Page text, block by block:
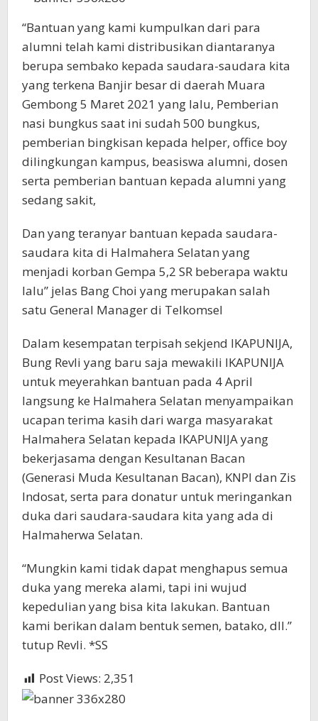
“Bantuan yang kami kumpulkan dari para
alumni telah kami distribusikan diantaranya
berupa sembako kepada saudara-saudara kita
yang terkena Banjir besar di daerah Muara
Gembong 5 Maret 2021 yang lalu, Pemberian
nasi bungkus saat ini sudah 500 bungkus,
pemberian bingkisan kepada helper, office boy
dilingkungan kampus, beasiswa alumni, dosen
serta pemberian bantuan kepada alumni yang
sedang sakit,
Dan yang teranyar bantuan kepada saudara-
saudara kita di Halmahera Selatan yang
menjadi korban Gempa 5,2 SR beberapa waktu
lalu” jelas Bang Choi yang merupakan salah
satu General Manager di Telkomsel
‌Dalam kesempatan terpisah sekjend IKAPUNIJA,
Bung Revli yang baru saja mewakili IKAPUNIJA
untuk meyerahkan bantuan pada 4 April
langsung ke Halmahera Selatan menyampaikan
ucapan terima kasih dari warga masyarakat
Halmahera Selatan kepada IKAPUNIJA yang
bekerjasama dengan Kesultanan Bacan
(Generasi Muda Kesultanan Bacan), KNPI dan Zis
Indosat, serta para donatur untuk meringankan
duka dari saudara-saudara kita yang ada di
Halmaherwa Selatan.
“Mungkin kami tidak dapat menghapus semua
duka yang mereka alami, tapi ini wujud
kepedulian yang bisa kita lakukan. Bantuan
kami berikan dalam bentuk semen, batako, dll.”
tutup Revli. *SS
Post Views: 2,351